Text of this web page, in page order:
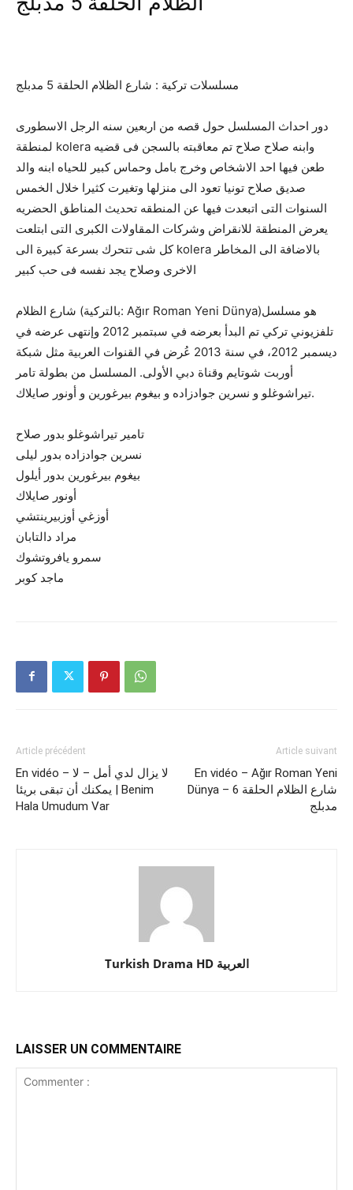
مسلسلات تركية : شارع الظلام الحلقة 5 مدبلج
دور احداث المسلسل حول قصه من اربعين سنه الرجل الاسطورى
لمنطقة kolera وابنه صلاح صلاح تم معاقبته بالسجن فى قضيه
طعن فيها احد الاشخاص وخرج بامل وحماس كبير للحياه ابنه والد
صديق صلاح تونيا تعود الى منزلها وتغيرت كثيرا خلال الخمس
السنوات التى اتبعدت فيها عن المنطقه تحديث المناطق الحضريه
يعرض المنطقة للانقراض وشركات المقاولات الكبرى التى ابتلعت
كل شى تتحرك بسرعة كبيرة الى kolera بالاضافة الى المخاطر
الاخرى وصلاح يجد نفسه فى حب كبير
شارع الظلام (بالتركية: Ağır Roman Yeni Dünya)‏ هو مسلسل
تلفزيوني تركي تم البدأ بعرضه في سبتمبر 2012 وإنتهى عرضه في
ديسمبر 2012، في سنة 2013 عُرض في القنوات العربية مثل شبكة
أوربت شوتايم وقناة دبي الأولى. المسلسل من بطولة تامر
تيراشوغلو و نسرين جوادزاده و بيغوم بيرغورين و أونور صايلاك.
تامير تيراشوغلو بدور صلاح
نسرين جوادزاده بدور ليلى
بيغوم بيرغورين بدور أيلول
أونور صايلاك
أوزغي أوزبيرينتشي
مراد دالتابان
سمرو يافروتشوك
ماجد كوبر
Article précédent
En vidéo – لا يزال لدي أمل – لا
يمكنك أن تبقى بريئا | Benim
Hala Umudum Var
Article suivant
En vidéo – Ağır Roman Yeni
Dünya – شارع الظلام الحلقة 6
مدبلج
Turkish Drama HD العربية
LAISSER UN COMMENTAIRE